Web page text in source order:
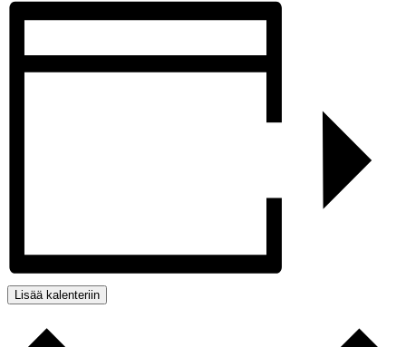
Lisää kalenteriin